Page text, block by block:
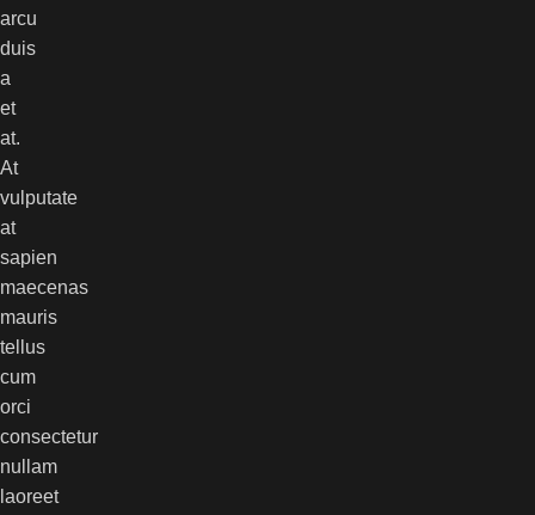
arcu
duis
a
et
at.
At
vulputate
at
sapien
maecenas
mauris
tellus
cum
orci
consectetur
nullam
laoreet